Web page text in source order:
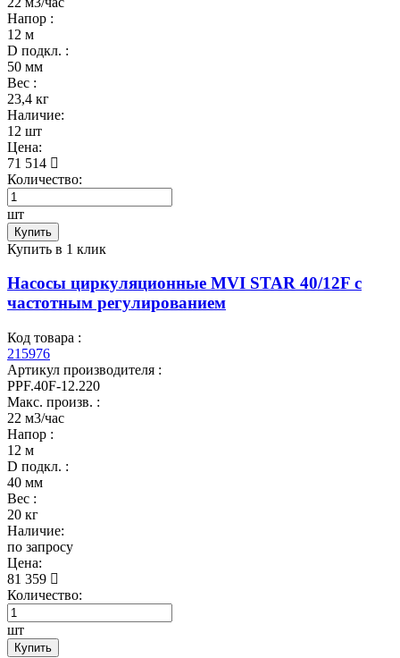
Напор :
12 м
D подкл. :
50 мм
Вес :
23,4 кг
Наличие:
12 шт
Цена:
71 514
Количество:
шт
Купить
Купить в 1 клик
Насосы циркуляционные MVI STAR 40/12F с
частотным регулированием
Код товара :
215976
Артикул производителя :
PPF.40F-12.220
Макс. произв. :
22 м3/час
Напор :
12 м
D подкл. :
40 мм
Вес :
20 кг
Наличие:
по запросу
Цена:
81 359
Количество:
шт
Купить